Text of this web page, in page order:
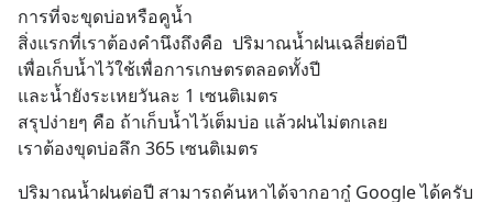
การที่จะขุดบ่อหรือคูน้ำ
สิ่งแรกที่เราต้องคำนึงถึงคือ  ปริมาณน้ำฝนเฉลี่ยต่อปี
เพื่อเก็บน้ำไว้ใช้เพื่อการเกษตรตลอดทั้งปี
และน้ำยังระเหยวันละ 1 เซนติเมตร
สรุปง่ายๆ คือ ถ้าเก็บน้ำไว้เต็มบ่อ แล้วฝนไม่ตกเลย
เราต้องขุดบ่อลึก 365 เซนติเมตร
ปริมาณน้ำฝนต่อปี สามารถค้นหาได้จากอากู๋ Google ได้ครับ